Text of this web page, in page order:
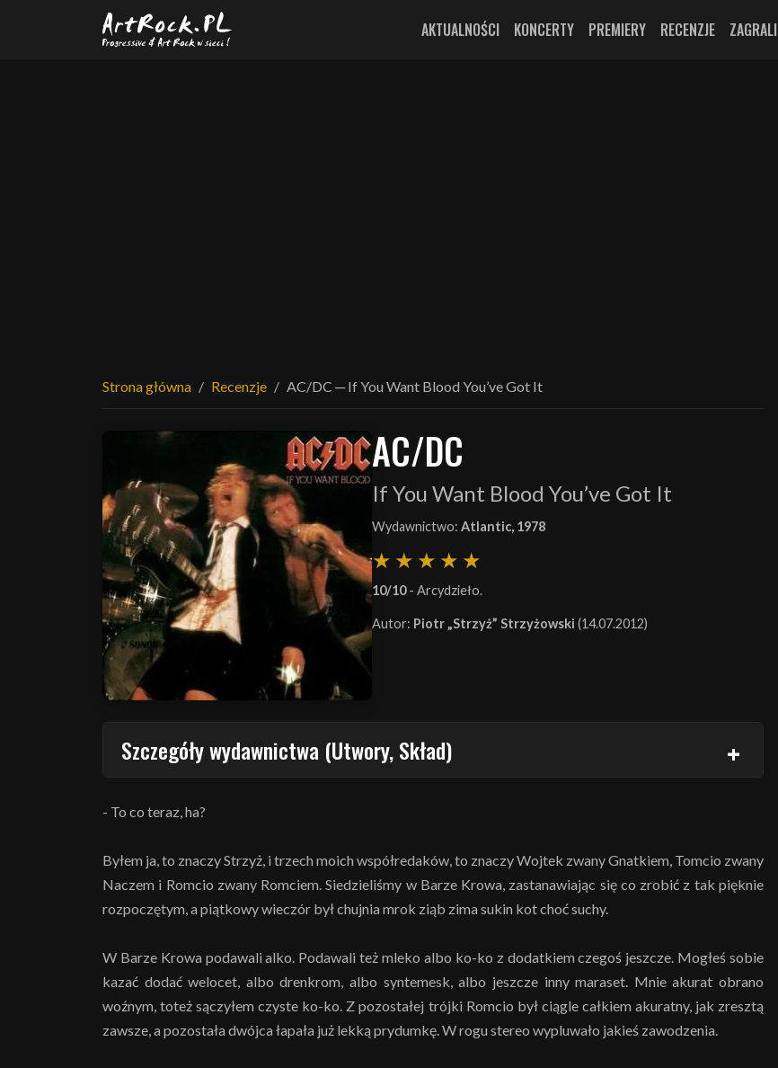
Przejdź do treści głównej
AKTUALNOŚCI KONCERTY PREMIERY RECENZJE ZAGRALI
Strona główna Recenzje AC/DC ─ If You Want Blood You’ve Got It
AC/DC
If You Want Blood You’ve Got It
Wydawnictwo: Atlantic, 1978
10/10- Arcydzieło.
Autor: Piotr „Strzyż” Strzyżowski (14.07.2012)
Szczegóły wydawnictwa (Utwory, Skład)
- To co teraz, ha?
Byłem ja, to znaczy Strzyż, i trzech moich współredaków, to znaczy Wojtek zwany Gnatkiem, Tomcio zwany
Naczem i Romcio zwany Romciem. Siedzieliśmy w Barze Krowa, zastanawiając się co zrobić z tak pięknie
rozpoczętym, a piątkowy wieczór był chujnia mrok ziąb zima sukin kot choć suchy.
W Barze Krowa podawali alko. Podawali też mleko albo ko-ko z dodatkiem czegoś jeszcze. Mogłeś sobie
kazać dodać welocet, albo drenkrom, albo syntemesk, albo jeszcze inny maraset. Mnie akurat obrano
woźnym, toteż sączyłem czyste ko-ko. Z pozostałej trójki Romcio był ciągle całkiem akuratny, jak zresztą
zawsze, a pozostała dwójca łapała już lekką prydumkę. W rogu stereo wypluwało jakieś zawodzenia.